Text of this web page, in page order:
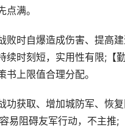
满。
时自爆造成伤害、提高建
续时刻短，实用性有限;【
书上限值合理分配。
获取、增加城防军、恢复
易阻碍友军行动，不主推;